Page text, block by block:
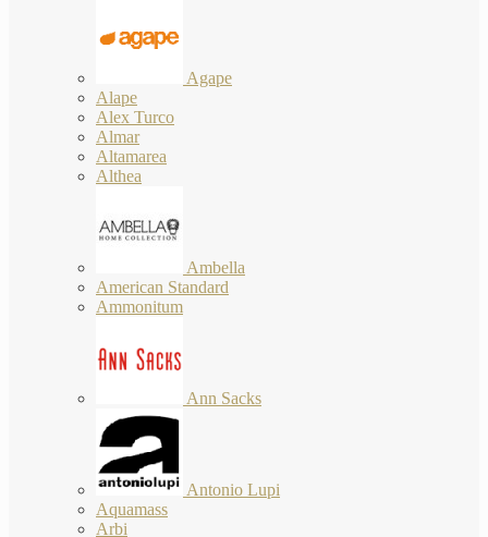
Agape
Alape
Alex Turco
Almar
Altamarea
Althea
Ambella
American Standard
Ammonitum
Ann Sacks
Antonio Lupi
Aquamass
Arbi